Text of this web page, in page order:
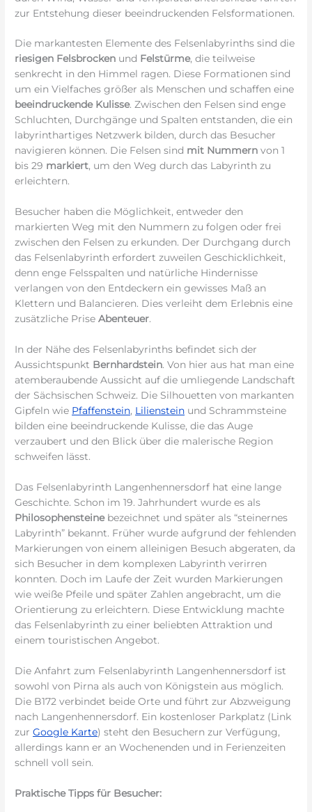
zur Entstehung dieser beeindruckenden Felsformationen.
Die markantesten Elemente des Felsenlabyrinths sind die
riesigen Felsbrocken und Felstürme, die teilweise
senkrecht in den Himmel ragen. Diese Formationen sind
um ein Vielfaches größer als Menschen und schaffen eine
beeindruckende Kulisse. Zwischen den Felsen sind enge
Schluchten, Durchgänge und Spalten entstanden, die ein
labyrinthartiges Netzwerk bilden, durch das Besucher
navigieren können. Die Felsen sind mit Nummern von 1
bis 29 markiert, um den Weg durch das Labyrinth zu
erleichtern.
Besucher haben die Möglichkeit, entweder den
markierten Weg mit den Nummern zu folgen oder frei
zwischen den Felsen zu erkunden. Der Durchgang durch
das Felsenlabyrinth erfordert zuweilen Geschicklichkeit,
denn enge Felsspalten und natürliche Hindernisse
verlangen von den Entdeckern ein gewisses Maß an
Klettern und Balancieren. Dies verleiht dem Erlebnis eine
zusätzliche PriseAbenteuer.
In der Nähe des Felsenlabyrinths befindet sich der
Aussichtspunkt Bernhardstein. Von hier aus hat man eine
atemberaubende Aussicht auf die umliegende Landschaft
der Sächsischen Schweiz. Die Silhouetten von markanten
Gipfeln wie Pfaffenstein, Lilienstein und Schrammsteine
bilden eine beeindruckende Kulisse, die das Auge
verzaubert und den Blick über die malerische Region
schweifen lässt.
Das Felsenlabyrinth Langenhennersdorf hat eine lange
Geschichte. Schon im 19. Jahrhundert wurde es als
Philosophensteinebezeichnet und später als “steinernes
Labyrinth” bekannt. Früher wurde aufgrund der fehlenden
Markierungen von einem alleinigen Besuch abgeraten, da
sich Besucher in dem komplexen Labyrinth verirren
konnten. Doch im Laufe der Zeit wurden Markierungen
wie weiße Pfeile und später Zahlen angebracht, um die
Orientierung zu erleichtern. Diese Entwicklung machte
das Felsenlabyrinth zu einer beliebten Attraktion und
einem touristischen Angebot.
Die Anfahrt zum Felsenlabyrinth Langenhennersdorf ist
sowohl von Pirna als auch von Königstein aus möglich.
Die B172 verbindet beide Orte und führt zur Abzweigung
nach Langenhennersdorf. Ein kostenloser Parkplatz (Link
zurGoogle Karte) steht den Besuchern zur Verfügung,
allerdings kann er an Wochenenden und in Ferienzeiten
schnell voll sein.
Praktische Tipps für Besucher: